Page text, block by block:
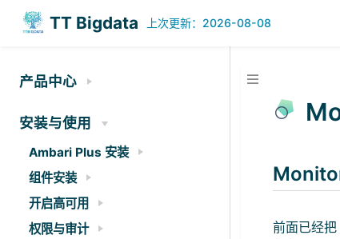
TT Bigdata 今日 207 · 历史 238824
产品中心
安装与使用
Ambari Plus 安装
组件安装
开启高可用
权限与审计
前面已经